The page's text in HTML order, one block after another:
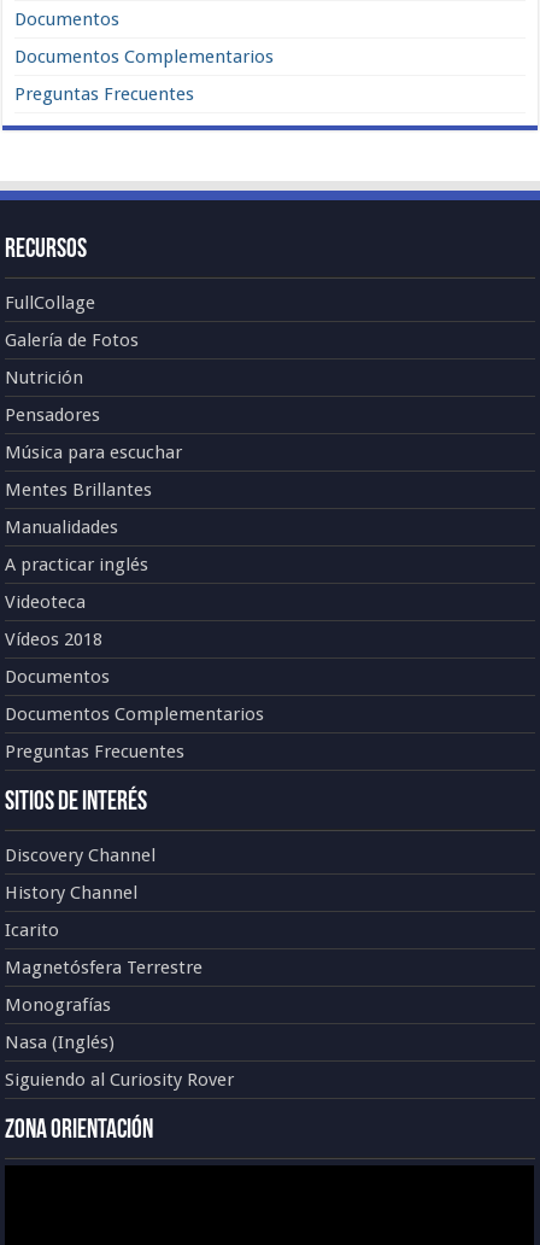
Documentos
Documentos Complementarios
Preguntas Frecuentes
Recursos
FullCollage
Galería de Fotos
Nutrición
Pensadores
Música para escuchar
Mentes Brillantes
Manualidades
A practicar inglés
Videoteca
Vídeos 2018
Documentos
Documentos Complementarios
Preguntas Frecuentes
Sitios de Interés
Discovery Channel
History Channel
Icarito
Magnetósfera Terrestre
Monografías
Nasa (Inglés)
Siguiendo al Curiosity Rover
Zona Orientación